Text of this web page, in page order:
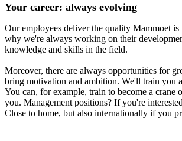
Your career: always evolving
Our employees deliver the quality Mammoet
why we're always working on their
knowledge and skills in the field.
Moreover, there are always opportunities for
bring motivation and ambition. We'll train you
You can, for example, train to become a crane
you. Management positions? If you're
Close to home, but also internationally if you